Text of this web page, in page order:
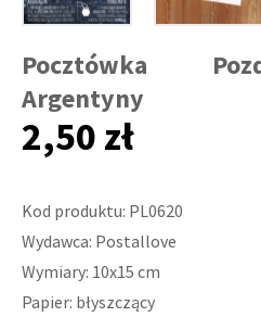
Pocztówka
Argentyny
2,50 zł
Kod produktu: PL0620
Wydawca: Postallove
Wymiary: 10x15 cm
Papier: błyszczący